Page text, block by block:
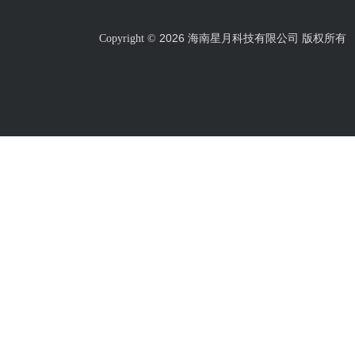
Copyright © 2026 海南星月科技有限公司 版权所有